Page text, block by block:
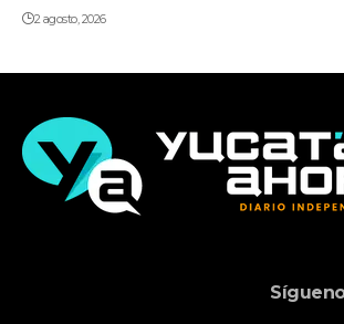
2 agosto, 2026